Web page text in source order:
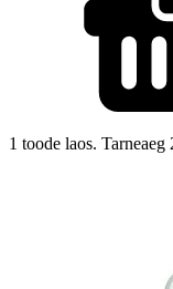
1 toode laos. Tarneaeg